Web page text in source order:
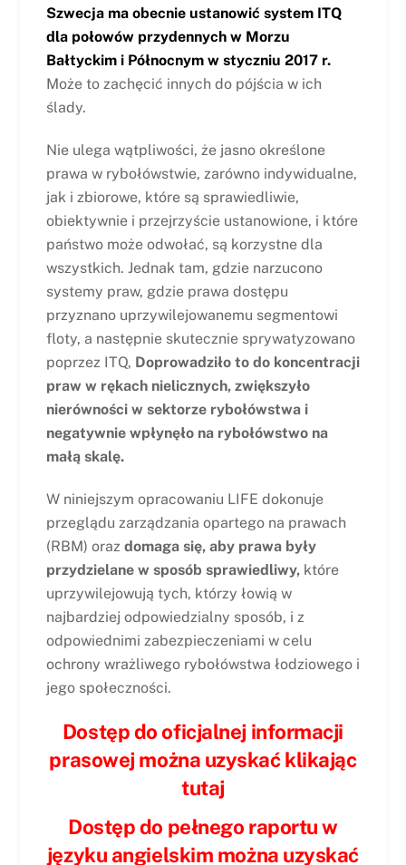
Szwecja ma obecnie ustanowić system ITQ
dla połowów przydennych w Morzu
Bałtyckim i Północnym w styczniu 2017 r.
Może to zachęcić innych do pójścia w ich
ślady.
Nie ulega wątpliwości, że jasno określone
prawa w rybołówstwie, zarówno indywidualne,
jak i zbiorowe, które są sprawiedliwie,
obiektywnie i przejrzyście ustanowione, i które
państwo może odwołać, są korzystne dla
wszystkich. Jednak tam, gdzie narzucono
systemy praw, gdzie prawa dostępu
przyznano uprzywilejowanemu segmentowi
floty, a następnie skutecznie sprywatyzowano
poprzez ITQ, Doprowadziło to do koncentracji
praw w rękach nielicznych, zwiększyło
nierówności w sektorze rybołówstwa i
negatywnie wpłynęło na rybołówstwo na
małą skalę.
W niniejszym opracowaniu LIFE dokonuje
przeglądu zarządzania opartego na prawach
(RBM) oraz domaga się, aby prawa były
przydzielane w sposób sprawiedliwy, które
uprzywilejowują tych, którzy łowią w
najbardziej odpowiedzialny sposób, i z
odpowiednimi zabezpieczeniami w celu
ochrony wrażliwego rybołówstwa łodziowego i
jego społeczności.
Dostęp do oficjalnej informacji
prasowej można uzyskać klikając
tutaj
Dostęp do pełnego raportu w
języku angielskim można uzyskać